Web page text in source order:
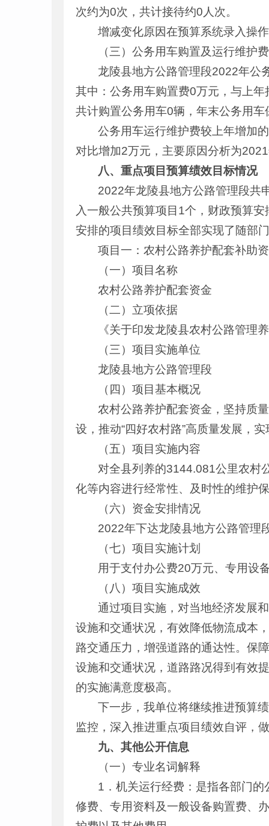
次约为0次，共计接待约0人次。
增减变化原因在预算系统录入操
（三）公务用车购置及运行维护费
龙陵县地方公路管理段2022年公
其中：公务用车购置费0万元，与上
共计购置公务用车0辆，年末公务用车
公务用车运行维护费较上年增加
对比增加2万元，主要原因分析为
八、重点项目预算绩效目标情况
2022年龙陵县地方公路管理段共
入一般公共预算项目1个，财政预算
安排的项目绩效目标全部实现了随部
项目一：农村公路养护配套补助
（一）项目名称
农村公路养护配套资金
（二）立项依据
《关于印发龙陵县农村公路管理
（三）项目实施单位
龙陵县地方公路管理段
（四）项目基本概况
农村公路养护配套资金，坚持质
设，推动“四好农村路”高质量发展，
（五）项目实施内容
对全县列养的3144.081公里农村
化等内容进行经常性、及时性的维护
（六）资金安排情况
2022年下达龙陵县地方公路管理
（七）项目实施计划
用于支付办公费20万元、专用设
（八）项目实施成效
通过项目实施，对当地经济发展
设施和交通状况，有效降低物流成本
路交通压力，增强道路的通达性。保
设施和交通状况，道路路况得到有效
的实施满意度极高。
下一步，我单位将继续推进预算
监控，深入推进重点项目绩效自评，
九、其他公开信息
（一）专业名词解释
1．机关运行经费：是指各部门
修费、专用资料及一般设备购置费、